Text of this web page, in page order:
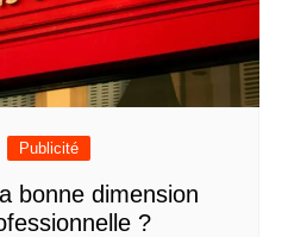
Publicité
bonne dimension
?